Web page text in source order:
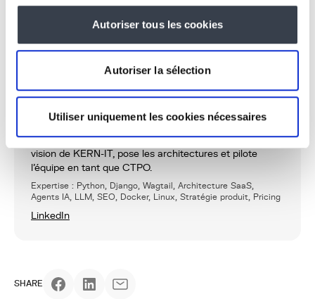
Autoriser tous les cookies
Autoriser la sélection
Utiliser uniquement les cookies nécessaires
Rejoignez dès aujourd’hui la communauté
CarMessengersurwww.carmessenger.be
Khalid Yagoubi
Fondateur & CTO/CPO
Après plus de 15 ans sur le terrain, Khalid définit la
vision de KERN-IT, pose les architectures et pilote
l’équipe en tant que CTPO.
Expertise : Python, Django, Wagtail, Architecture SaaS,
Agents IA, LLM, SEO, Docker, Linux, Stratégie produit, Pricing
LinkedIn
SHARE